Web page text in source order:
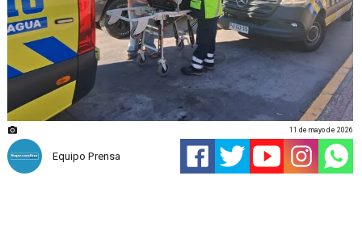
Equipo Prensa
11 de mayo de 2026